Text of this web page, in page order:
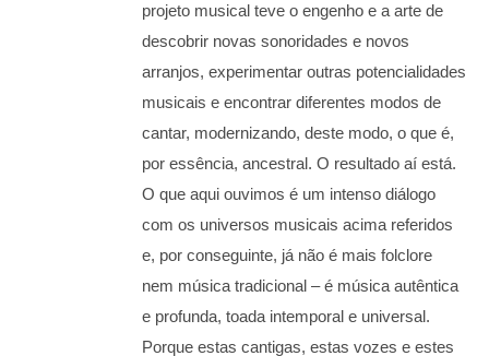
projeto musical teve o engenho e a arte de
descobrir novas sonoridades e novos
arranjos, experimentar outras potencialidades
musicais e encontrar diferentes modos de
cantar, modernizando, deste modo, o que é,
por essência, ancestral. O resultado aí está.
O que aqui ouvimos é um intenso diálogo
com os universos musicais acima referidos
e, por conseguinte, já não é mais folclore
nem música tradicional – é música autêntica
e profunda, toada intemporal e universal.
Porque estas cantigas, estas vozes e estes